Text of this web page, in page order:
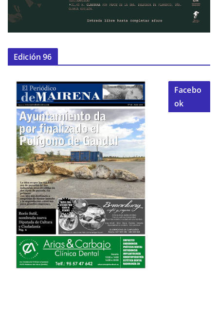
Edición 96
Facebo
ok